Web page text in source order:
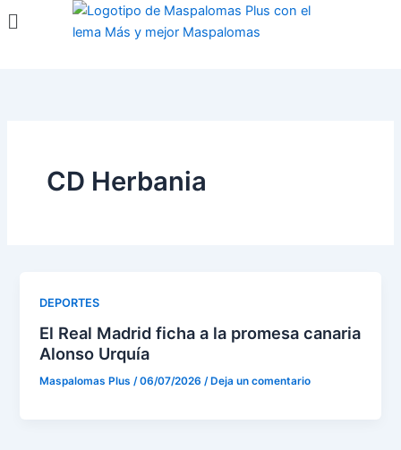
Menú
CD Herbania
DEPORTES
El Real Madrid ficha a la promesa canaria
Alonso Urquía
Maspalomas Plus/06/07/2026/ Deja un comentario